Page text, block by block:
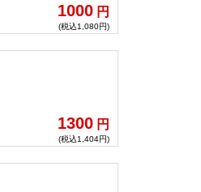
1000 円
(税込1,080円)
1300 円
(税込1,404円)